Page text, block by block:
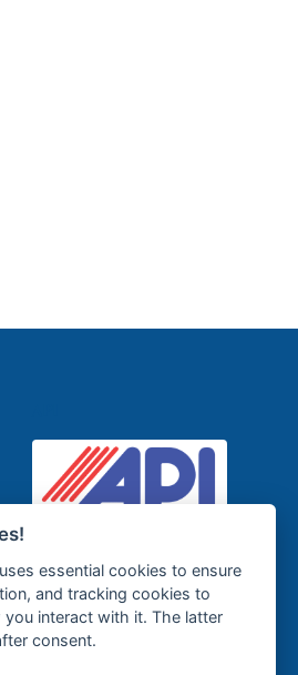
GR337
essential cookies to ensure
and tracking cookies to
interact with it. The latter
consent.